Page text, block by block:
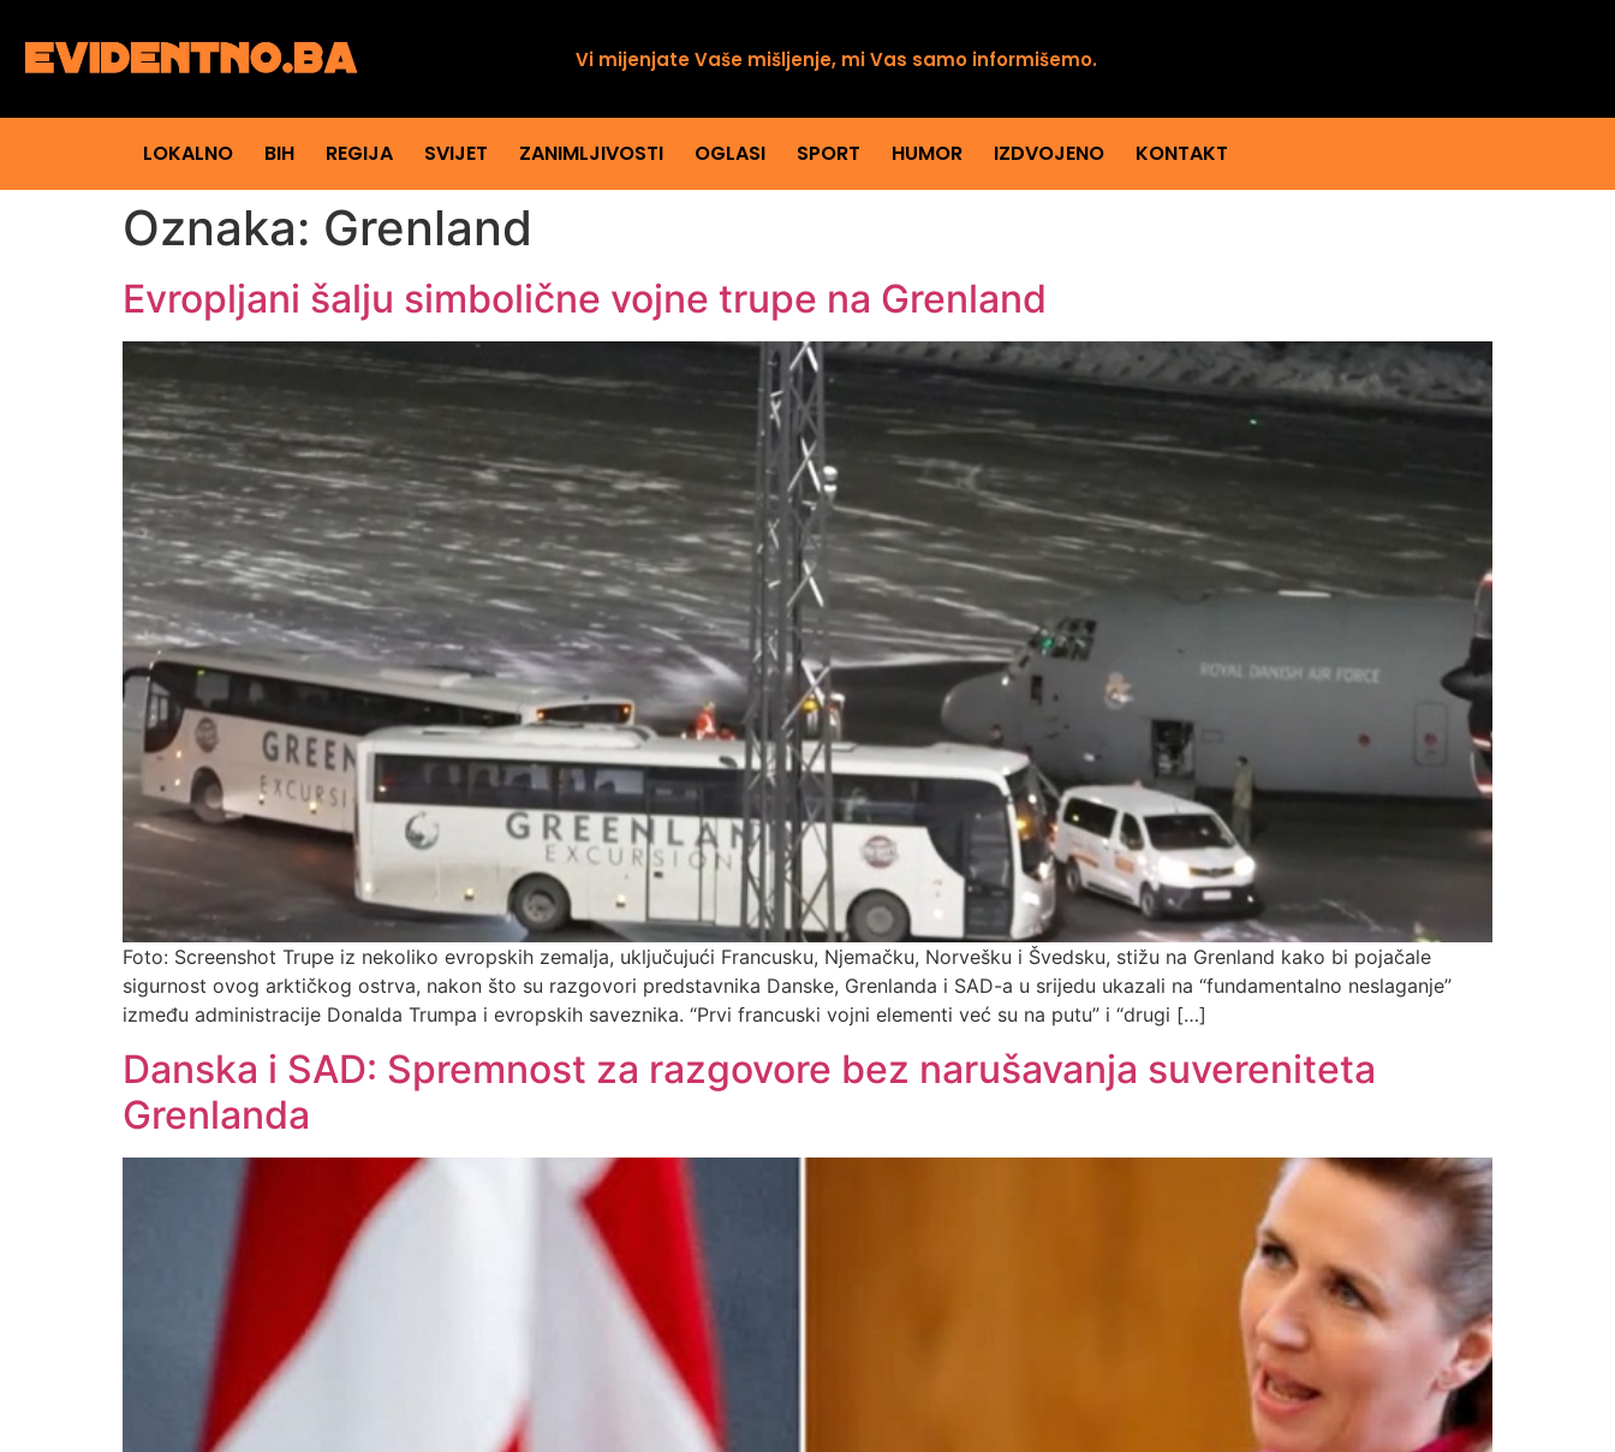
Vi mijenjate Vaše mišljenje, mi Vas samo informišemo.
LOKALNO BIH REGIJA SVIJET ZANIMLJIVOSTI OGLASI SPORT HUMOR IZDVOJENO KONTAKT
Oznaka: Grenland
Evropljani šalju simbolične vojne trupe na Grenland
Foto: Screenshot Trupe iz nekoliko evropskih zemalja, uključujući Francusku, Njemačku, Norvešku i Švedsku, stižu na Grenland kako bi pojačale
sigurnost ovog arktičkog ostrva, nakon što su razgovori predstavnika Danske, Grenlanda i SAD-a u srijedu ukazali na “fundamentalno neslaganje”
između administracije Donalda Trumpa i evropskih saveznika. “Prvi francuski vojni elementi već su na putu” i “drugi […]
Danska i SAD: Spremnost za razgovore bez narušavanja suvereniteta
Grenlanda